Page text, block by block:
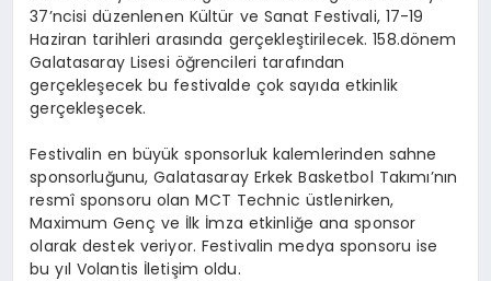
37’ncisi düzenlenen Kültür ve Sanat Festivali, 17-19
Haziran tarihleri arasında gerçekleştirilecek. 158.dönem
Galatasaray Lisesi öğrencileri tarafından
gerçekleşecek bu festivalde çok sayıda etkinlik
gerçekleşecek.
Festivalin en büyük sponsorluk kalemlerinden sahne
sponsorluğunu, Galatasaray Erkek Basketbol Takımı’nın
resmî sponsoru olan MCT Technic üstlenirken,
Maximum Genç ve İlk İmza etkinliğe ana sponsor
olarak destek veriyor. Festivalin medya sponsoru ise
bu yıl Volantis İletişim oldu.